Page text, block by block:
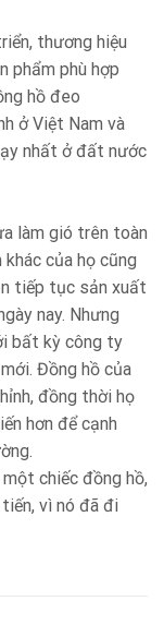
thương hiệu
phẩm phù hợp
hồ đeo
ở Việt Nam và
nhất ở đất nước
làm gió trên toàn
của họ cũng
tiếp tục sản xuất
nay. Nhưng
bất kỳ công ty
Đồng hồ của
đồng thời họ
hơn để cạnh
chiếc đồng hồ,
vì nó đã đi